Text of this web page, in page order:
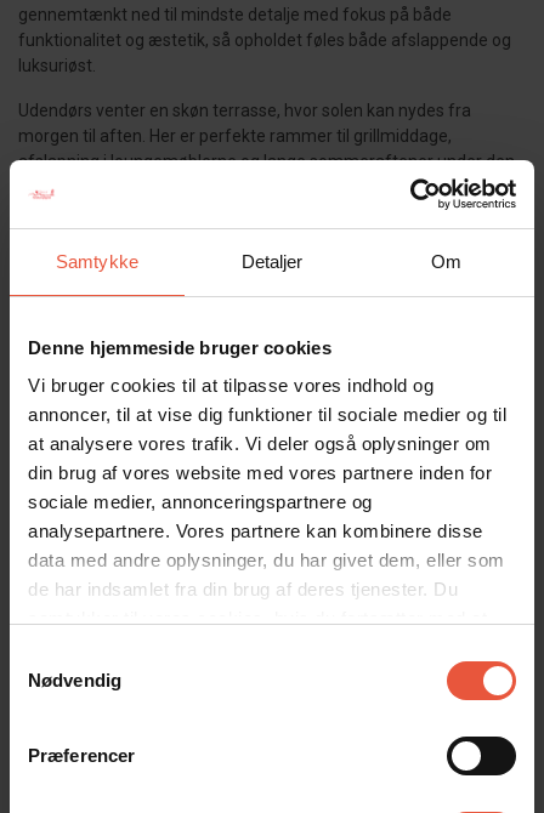
Samtykke Detaljer Om
Denne hjemmeside bruger cookies
Vi bruger cookies til at tilpasse vores indhold og
annoncer, til at vise dig funktioner til sociale medier og til
at analysere vores trafik. Vi deler også oplysninger om
din brug af vores website med vores partnere inden for
sociale medier, annonceringspartnere og
analysepartnere. Vores partnere kan kombinere disse
data med andre oplysninger, du har givet dem, eller som
de har indsamlet fra din brug af deres tjenester. Du
Nødvendig
Præferencer
gennemtænkt ned til mindste detalje med fokus på både
funktionalitet og æstetik, så opholdet føles både afslappende og
luksuriøst.
Udendørs venter en skøn terrasse, hvor solen kan nydes fra
morgen til aften. Her er perfekte rammer til grillmiddage,
afslapning i loungemøblerne og lange sommeraftener under den
vestjyske himmel.
Beliggenheden i Blåvand er ideel – tæt på det brusende Vesterhav,
brede sandstrande, smuk klitnatur samt hyggelige caféer,
Et unikt og eksklusivt sommerhus til jer, der ønsker ferieoplevelser
ud over det sædvanlige.
Som en af husets helt store opdateringer er store sydvendte
terrasse nu blevet fuldstændig lukket og indhegnet. I kan trygt lade
både børn og hunde rende frit rundt, mens I slapper af i de
komfortable loungesofaer under den 30 m² overdækkede
terrasse. For jeres firbenede venner er beliggenheden ideel, da
den 2 Hundeskove med store, indhegnede friløbsområde kun
ligger en kort køretur herfra.
Gæsterne siger
Hus
5,0